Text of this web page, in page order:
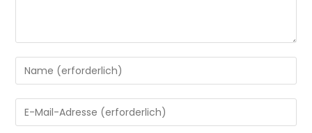
Gib
deinen
Namen
oder
Gib
deine